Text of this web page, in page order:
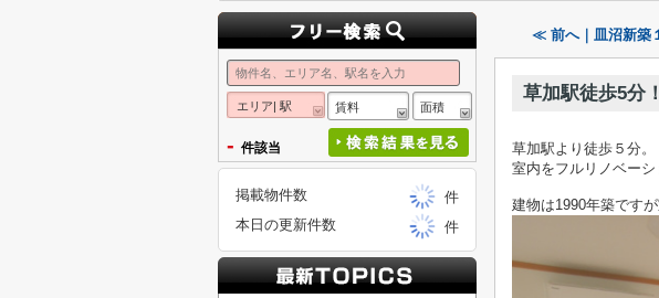
≪ 前へ｜皿沼新築
草加駅徒歩5分
草加駅より徒歩５分。
室内をフルリノベーシ
建物は1990年築です
エリア| 駅 賃料 面積
- 件該当
掲載物件数
件
本日の更新件数
件